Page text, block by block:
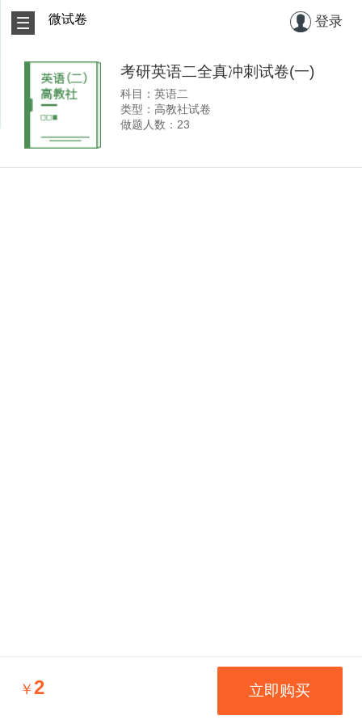
微试卷 登录
考研英语二全真冲刺试卷(一)
科目：英语二
类型：高教社试卷
做题人数：23
￥ 2 立即购买